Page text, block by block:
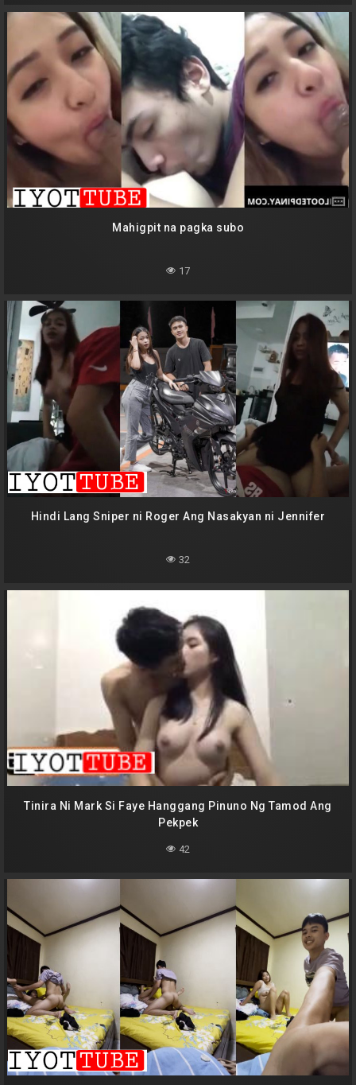
Mahigpit na pagka subo
17
Hindi Lang Sniper ni Roger Ang Nasakyan ni Jennifer
32
Tinira Ni Mark Si Faye Hanggang Pinuno Ng Tamod Ang
Pekpek
42